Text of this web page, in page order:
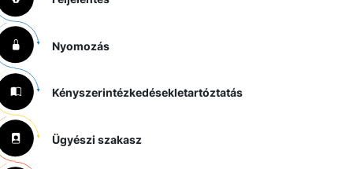
Nyomozás
Kényszerintézkedésekletartóztatás
Ügyészi szakasz